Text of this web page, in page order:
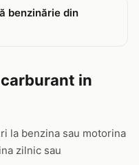
benzinărie din
in
la benzina sau motorina
zilnic sau